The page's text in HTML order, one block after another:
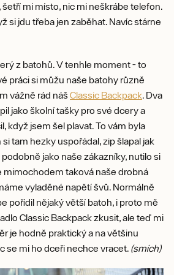
mi místo, nic mi neškrábe telefon.
si jdu třeba jen zaběhat. Navíc stárne
z batohů. V tenhle moment - to
práci si můžu naše batohy různě
vážně rád nášClassic Backpack. Dva
jako školní tašky pro své dcery a
když jsem šel plavat. To vám byla
tam hezky uspořádal, zip šlapal jak
jako naše zákazníky, nutilo si
mimochodem taková naše drobná
vyladěné napětí švů. Normálně
pořídil nějaký větší batoh, i proto mě
Classic Backpack zkusit, ale teď mi
je hodně praktický a na většinu
se mi ho dceři nechce vracet. (smích)